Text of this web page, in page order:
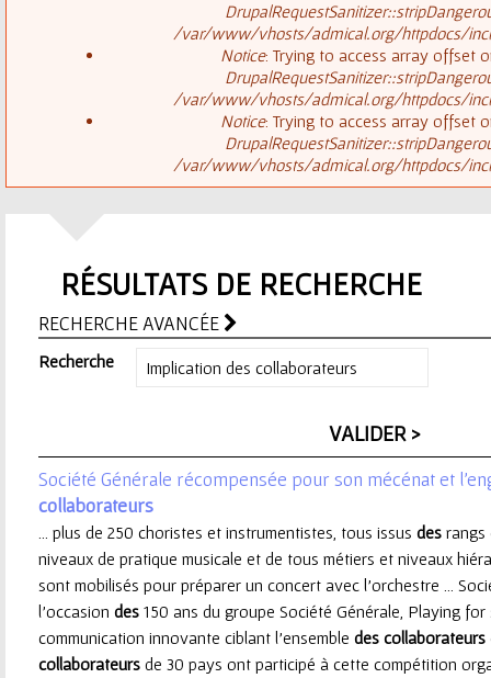
e
d
r
r
e
u
/var/www/vhosts/admical.org/httpdocs/
Notice: Trying to access array offset
/var/www/vhosts/admical.org/httpdocs/
Notice: Trying to access array offset
/var/www/vhosts/admical.org/httpdocs/
RÉSULTATS DE RECHERCHE
RECHERCHE AVANCÉE
Recherche
Société Générale récompensée pour son mécénat et
collaborateurs
... plus de 250 choristes et instrumentistes, tous issus des rangs
niveaux de pratique musicale et de tous métiers et niveaux
sont mobilisés pour préparer un concert avec l’orchestre ...
l’occasion des 150 ans du groupe Société Générale, Playing
communication innovante ciblant l’ensemble des collaborateurs
collaborateurs de 30 pays ont participé à cette compétition